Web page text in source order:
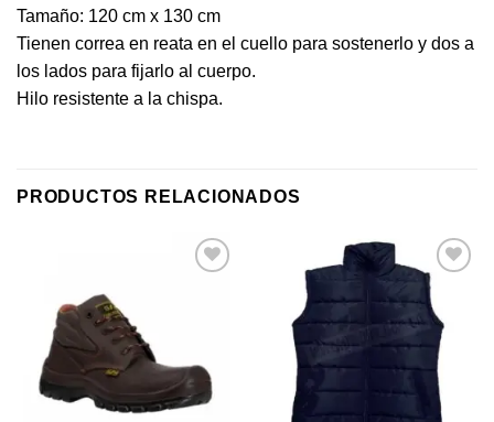
Tamaño: 120 cm x 130 cm
Tienen correa en reata en el cuello para sostenerlo y dos a
los lados para fijarlo al cuerpo.
Hilo resistente a la chispa.
PRODUCTOS RELACIONADOS
lista de
deseos
Añadir
a la
lista de
deseos